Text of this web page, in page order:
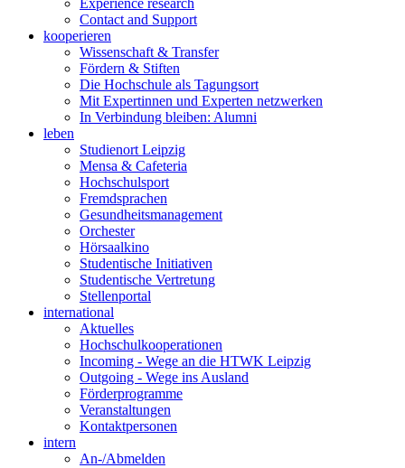
Experience research
Contact and Support
kooperieren
Wissenschaft & Transfer
Fördern & Stiften
Die Hochschule als Tagungsort
Mit Expertinnen und Experten netzwerken
In Verbindung bleiben: Alumni
leben
Studienort Leipzig
Mensa & Cafeteria
Hochschulsport
Fremdsprachen
Gesundheitsmanagement
Orchester
Hörsaalkino
Studentische Initiativen
Studentische Vertretung
Stellenportal
international
Aktuelles
Hochschulkooperationen
Incoming - Wege an die HTWK Leipzig
Outgoing - Wege ins Ausland
Förderprogramme
Veranstaltungen
Kontaktpersonen
intern
An-/Abmelden